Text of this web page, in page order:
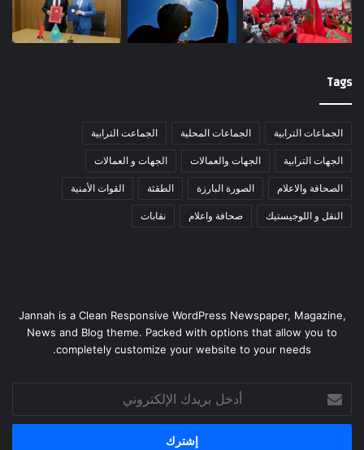
Tags
الجماعات الترابية الجماعات المحلية الجماعت الترابية
الجهات الترابية الجهات والعمالات الجهات و العمالات
الصحافة والاعلام الصورة البارزة الطقثة القوات الأمنية
النقل و اللوجيستيك صحافة واعلام نقابات
Jannah is a Clean Responsive WordPress Newspaper, Magazine,
News and Blog theme. Packed with options that allow you to
completely customize your website to your needs.
بريدك
الإلكتروني